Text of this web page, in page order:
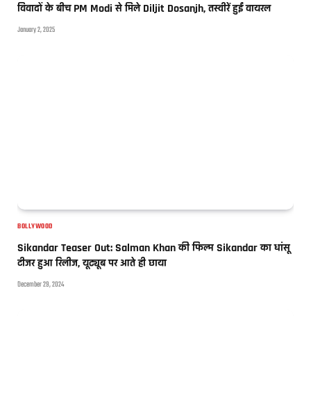
विवादों के बीच PM Modi से मिले Diljit Dosanjh, तस्वीरें हुईं वायरल
January 2, 2025
BOLLYWOOD
Sikandar Teaser Out: Salman Khan की फिल्म Sikandar का धांसू
टीजर हुआ रिलीज, यूट्यूब पर आते ही छाया
December 29, 2024